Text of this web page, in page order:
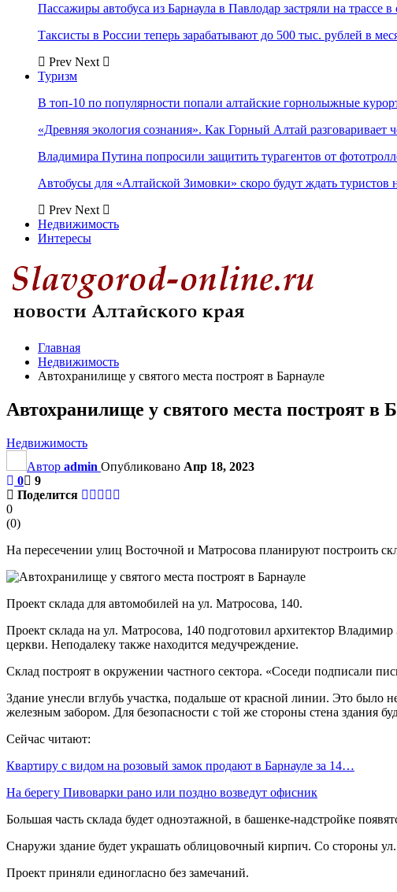
Пассажиры автобуса из Барнаула в Павлодар застряли на трассе
Таксисты в России теперь зарабатывают до 500 тыс. рублей в
Prev Next
Туризм
В топ-10 по популярности попали алтайские горнолыжные
«Древняя экология сознания». Как Горный Алтай разговаривает
Владимира Путина попросили защитить турагентов от
Автобусы для «Алтайской Зимовки» скоро будут ждать туристов
Prev Next
Недвижимость
Интересы
Главная
Недвижимость
Автохранилище у святого места построят в Барнауле
Автохранилище у святого места построят в
Недвижимость
Автор admin Опубликовано Апр 18, 2023
0
9
Поделится
0
(0)
На пересечении улиц Восточной и Матросова планируют построить
Проект склада для автомобилей на ул. Матросова, 140.
Проект склада на ул. Матросова, 140 подготовил архитектор
церкви. Неподалеку также находится медучреждение.
Склад построят в окружении частного сектора. «Соседи подписали
Здание унесли вглубь участка, подальше от красной линии. Это было
железным забором. Для безопасности с той же стороны стена здания
Сейчас читают:
Квартиру с видом на розовый замок продают в Барнауле за 14…
На берегу Пивоварки рано или поздно возведут офисник
Большая часть склада будет одноэтажной, в башенке-надстройке
Снаружи здание будет украшать облицовочный кирпич. Со стороны
Проект приняли единогласно без замечаний.